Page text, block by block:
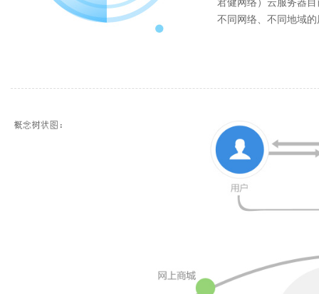
不同网络、不同地域